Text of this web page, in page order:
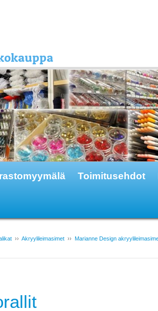
Toimitusehdot
›› Akryylileimasimet ›› Marianne Design